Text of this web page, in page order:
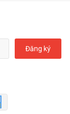
Đăng ký